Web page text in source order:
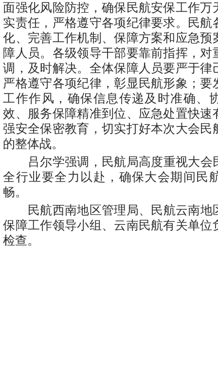
面强化风险防控，确保民航安保工作万
实责任，严格遵守各项纪律要求。民航
化、完善工作机制、保障方案和应急预
障人员。各级领导干部要靠前指挥，对
调，及时解决。全体保障人员要严于律
严格遵守各项纪律，彰显民航形象；要
工作作风，确保信息传递及时准确、
效、服务保障精准到位、应急处置快速
强安全保密教育，切实打好本次大会民
的整体战。
吕尔学强调，民航局高度重视大会
全行业要全力以赴，确保大会期间民
畅。
民航西南地区管理局、民航云南地
保障工作领导小组、云南民航有关单位
检查。